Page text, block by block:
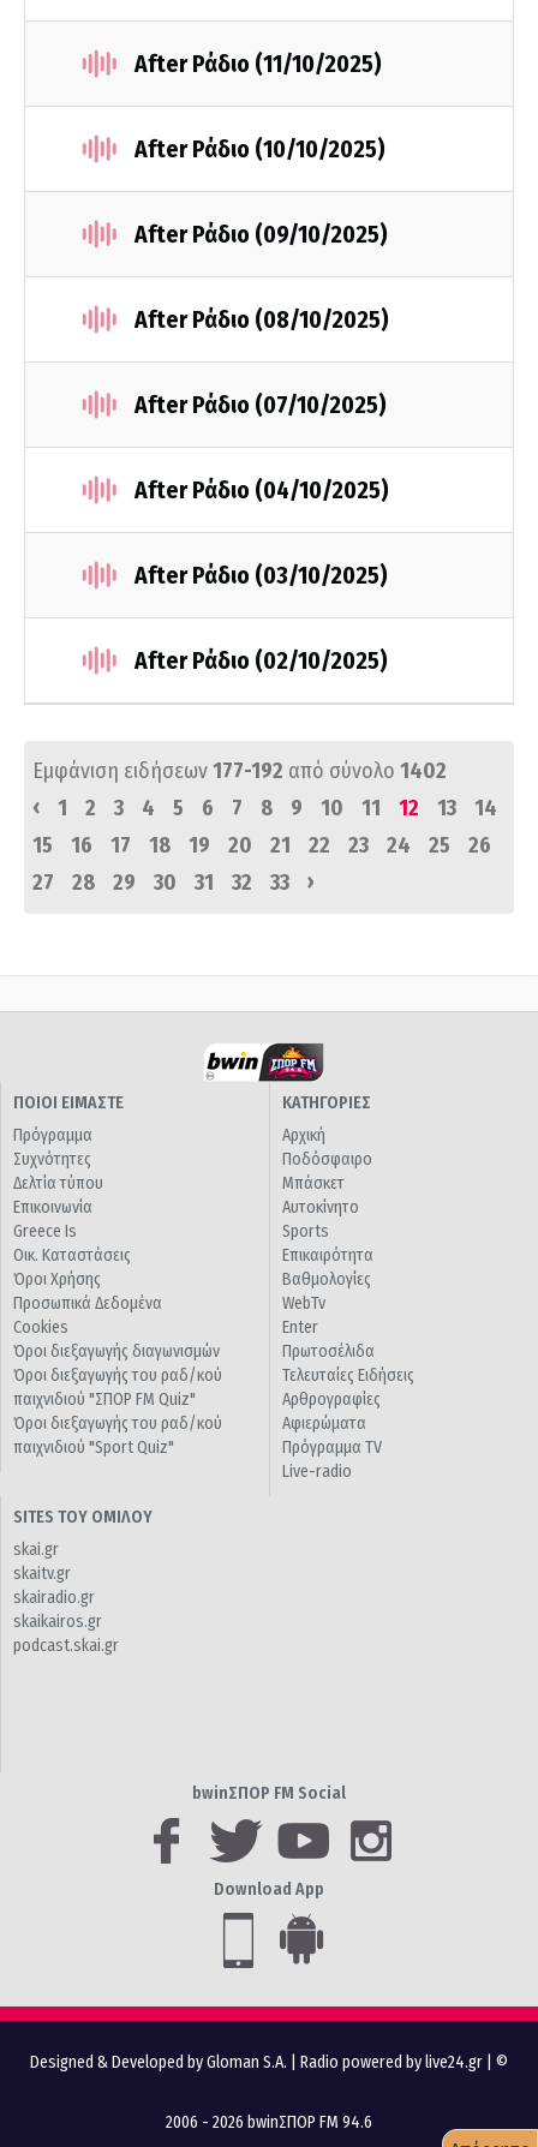
After Ράδιο (11/10/2025)
After Ράδιο (10/10/2025)
After Ράδιο (09/10/2025)
After Ράδιο (08/10/2025)
After Ράδιο (07/10/2025)
After Ράδιο (04/10/2025)
After Ράδιο (03/10/2025)
After Ράδιο (02/10/2025)
Εμφάνιση ειδήσεων177-192 από σύνολο 1402
‹
1 2 3 4 5 6 7 8 9 10 11 12 13
14
15
16 17 18 19 20 21 22 23 24 25
26
27
28 29 30 31 32 33 ›
ΠΟΙΟΙ ΕΙΜΑΣΤΕ
Πρόγραμμα
Συχνότητες
Δελτία τύπου
Επικοινωνία
Greece Is
Οικ. Καταστάσεις
Όροι Χρήσης
Προσωπικά Δεδομένα
Cookies
Όροι διεξαγωγής διαγωνισμών
Όροι διεξαγωγής του ραδ/κού
παιχνιδιού "ΣΠΟΡ FM Quiz"
Όροι διεξαγωγής του ραδ/κού
παιχνιδιού "Sport Quiz"
ΚΑΤΗΓΟΡΙΕΣ
Αρχική
Ποδόσφαιρο
Μπάσκετ
Αυτοκίνητο
Sports
Επικαιρότητα
Βαθμολογίες
WebTv
Enter
Πρωτοσέλιδα
Τελευταίες Ειδήσεις
Αρθρογραφίες
Αφιερώματα
Πρόγραμμα TV
Live-radio
SITES ΤΟΥ ΟΜΙΛΟΥ
skai.gr
skaitv.gr
skairadio.gr
skaikairos.gr
podcast.skai.gr
bwinΣΠΟΡ FM Social
Download App
Designed & Developed by Gloman S.A. Radio powered by live24.gr | ©
2006 - 2026 bwinΣΠΟΡ FM 94.6